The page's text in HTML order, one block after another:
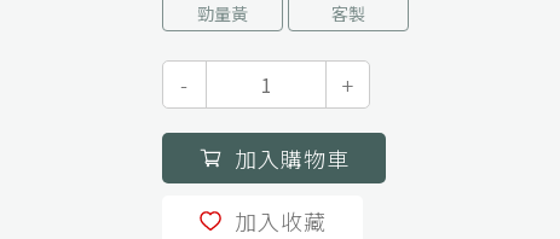
勁量黃
客製
- +
加入購物車
加入收藏